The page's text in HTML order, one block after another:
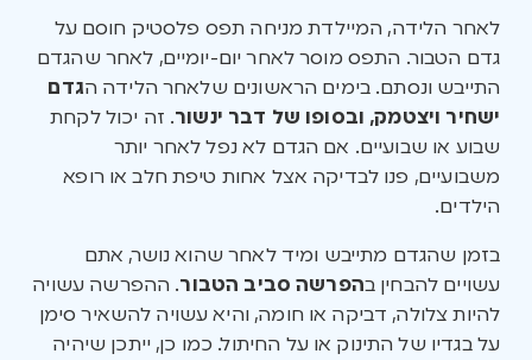
לאחר הלידה, המיילדת מניחה תפס פלסטיק חוסם על
גדם הטבור. התפס מוסר לאחר יום-יומיים, לאחר שהגדם
התייבש ונסתם. בימים הראשונים שלאחר הלידה הגדם
ישחיר ויצטמק, ובסופו של דבר ינשור. זה יכול לקחת
שבוע או שבועיים. אם הגדם לא נפל לאחר יותר
משבועיים, פנו לבדיקה אצל אחות טיפת חלב או רופא
הילדים.
בזמן שהגדם מתייבש ומיד לאחר שהוא נושר, אתם
עשויים להבחין בהפרשה סביב הטבור. ההפרשה עשויה
להיות צלולה, דביקה או חומה, והיא עשויה להשאיר סימן
על בגדיו של התינוק או על החיתול. כמו כן, ייתכן שיהיה